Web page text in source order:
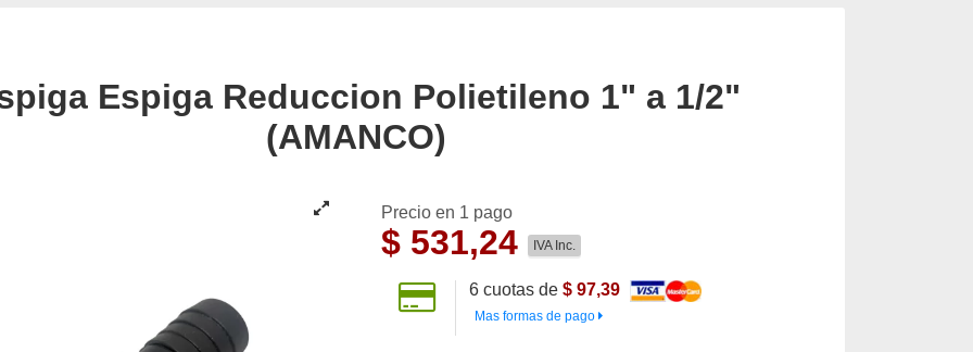
Espiga Reduccion Polietileno 1" a 1/2"
(AMANCO)
Precio en 1 pago
$ 531,24 IVA Inc.
6cuotas de $ 97,39
Mas formas de pago